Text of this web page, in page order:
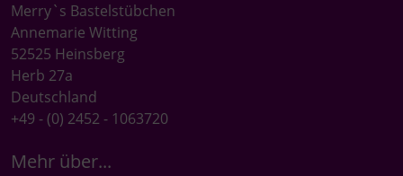
Merry`s Bastelstübchen
Annemarie Witting
52525 Heinsberg
Herb 27a
Deutschland
+49 - (0) 2452 - 1063720
Mehr über...